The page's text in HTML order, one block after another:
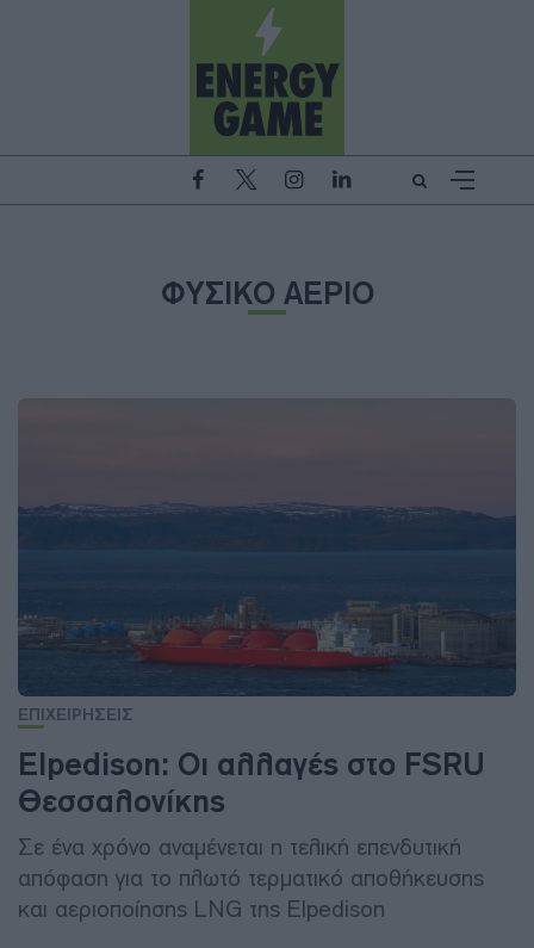
ΦΥΣΙΚΟ ΑΕΡΙΟ
ΕΠΙΧΕΙΡΗΣΕΙΣ
Elpedison: Οι αλλαγές στο FSRU
Θεσσαλονίκης
Σε ένα χρόνο αναμένεται η τελική επενδυτική
απόφαση για το πλωτό τερματικό αποθήκευσης
και αεριοποίησης LNG της Elpedison